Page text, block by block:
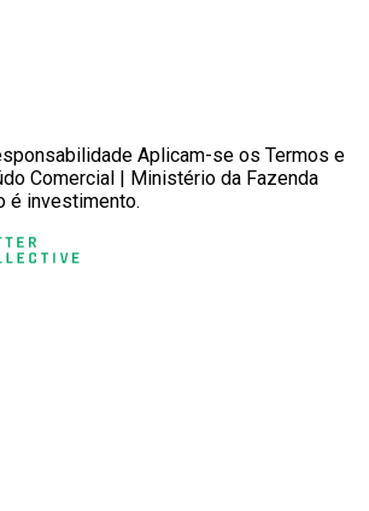
Aplicam-se os Termos e
Comercial | Ministério da Fazenda
é investimento.